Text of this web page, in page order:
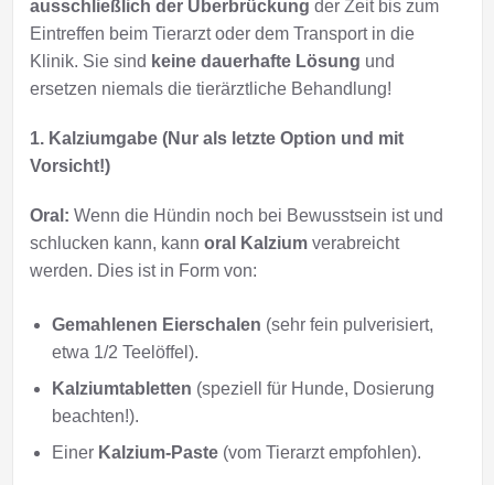
ausschließlich der Überbrückung der Zeit bis zum
Eintreffen beim Tierarzt oder dem Transport in die
Klinik. Sie sind keine dauerhafte Lösung und
ersetzen niemals die tierärztliche Behandlung!
1. Kalziumgabe (Nur als letzte Option und mit
Vorsicht!)
Oral: Wenn die Hündin noch bei Bewusstsein ist und
schlucken kann, kann oral Kalziumverabreicht
werden. Dies ist in Form von:
Gemahlenen Eierschalen (sehr fein pulverisiert,
etwa 1/2 Teelöffel).
Kalziumtabletten (speziell für Hunde, Dosierung
beachten!).
Einer Kalzium-Paste(vom Tierarzt empfohlen).